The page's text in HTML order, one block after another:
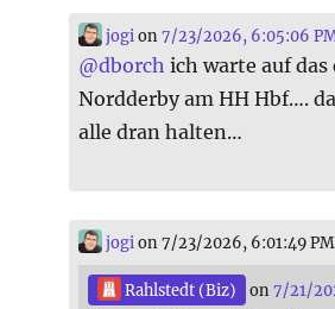
jogi on7/23/2026, 6:05:06
@dborch ich warte auf das
Nordderby am HH Hbf….
alle dran halten…
jogi on 7/23/2026, 6:01:49 PM
Rahlstedt (Biz) on7/21/